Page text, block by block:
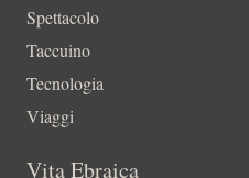
Spettacolo
Taccuino
Tecnologia
Viaggi
Vita Ebraica